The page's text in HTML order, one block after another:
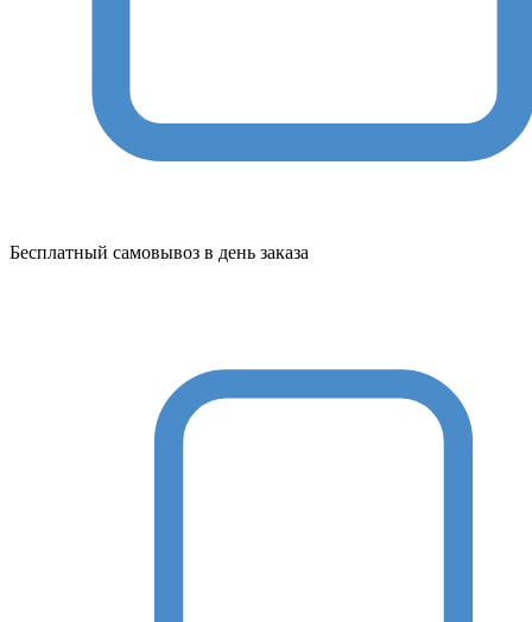
Бесплатный самовывоз в день заказа